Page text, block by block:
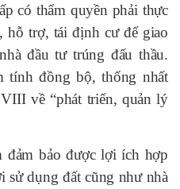
có thẩm quyền phải thực
hỗ trợ, tái định cư để giao
đầu tư trúng đấu thầu.
tính đồng bộ, thống nhất
về “phát triển, quản lý
đảm bảo được lợi ích hợp
sử dụng đất cũng như nhà